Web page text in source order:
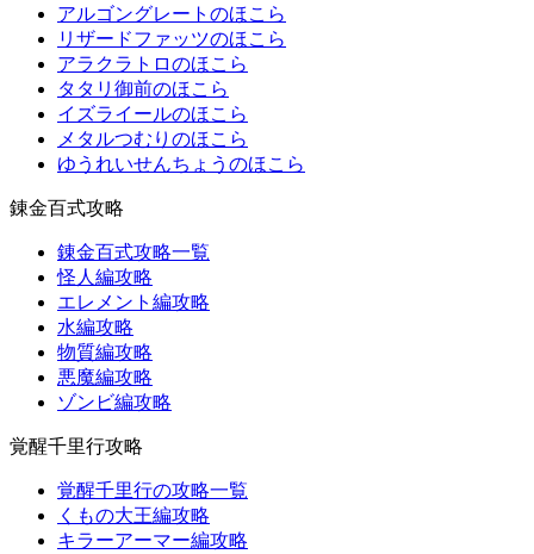
アルゴングレートのほこら
リザードファッツのほこら
アラクラトロのほこら
タタリ御前のほこら
イズライールのほこら
メタルつむりのほこら
ゆうれいせんちょうのほこら
錬金百式攻略
錬金百式攻略一覧
怪人編攻略
エレメント編攻略
水編攻略
物質編攻略
悪魔編攻略
ゾンビ編攻略
覚醒千里行攻略
覚醒千里行の攻略一覧
くもの大王編攻略
キラーアーマー編攻略